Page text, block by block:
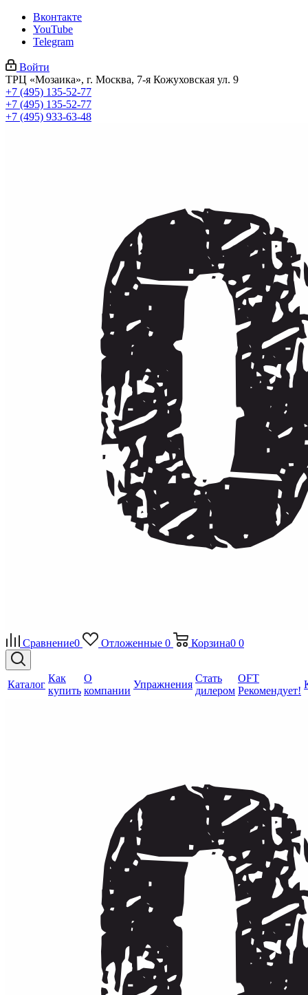
Вконтакте
YouTube
Telegram
Войти
ТРЦ «Мозаика», г. Москва, 7-я Кожуховская ул. 9
+7 (495) 135-52-77
+7 (495) 135-52-77
+7 (495) 933-63-48
Сравнение0 Отложенные 0 Корзина0 0
Каталог
Как
купить
О
компании
Упражнения
Стать
дилером
OFT
Рекомендует!